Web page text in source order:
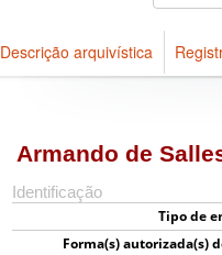
Descrição arquivística
Armando de
Identificação
Tipo de
Forma(s) autorizada(s)